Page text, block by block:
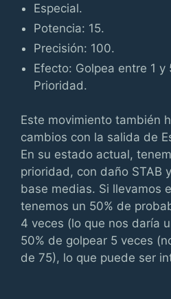
Especial.
Potencia: 15.
Precisión: 100.
Efecto: Golpea entre 1 y
Prioridad.
Este movimiento también
cambios con la salida de
En su estado actual,
prioridad, con daño STAB
base medias. Si llevamos
tenemos un 50% de
4 veces (lo que nos daría
50% de golpear 5 veces
de 75), lo que puede ser